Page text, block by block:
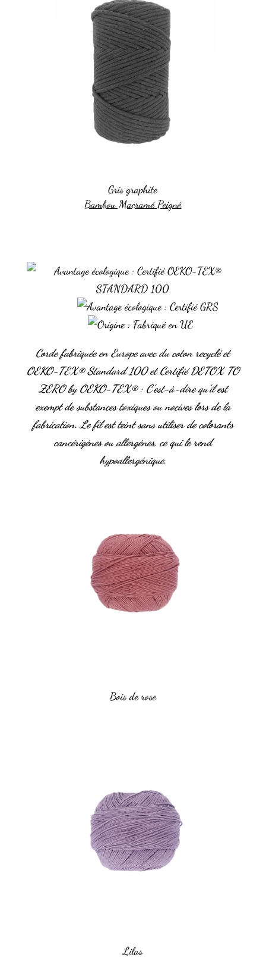
Gris graphite
Bambou Macramé Peigné
Corde fabriquée en Europe avec du coton recycléet
OEKO-TEX®Standard 100 et Certifié DETOX TO
ZERO by OEKO-TEX® : C’est-à-dire qu’il est
exempt de substances toxiques ou nocives lors de la
fabrication. Le fil est teint sans utiliser de colorants
cancérigènes ou allergènes, ce qui le rend
hypoallergénique.
Bois de rose
Lilas